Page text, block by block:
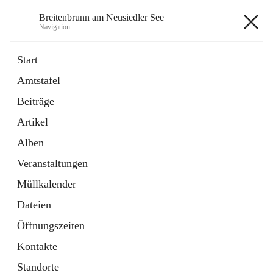
Breitenbrunn am Neusiedler See
Navigation
Start
Amtstafel
Beiträge
Artikel
Alben
Veranstaltungen
Müllkalender
Dateien
Öffnungszeiten
Kontakte
Standorte
18 Schnellzugriffe
Gemeindeservice